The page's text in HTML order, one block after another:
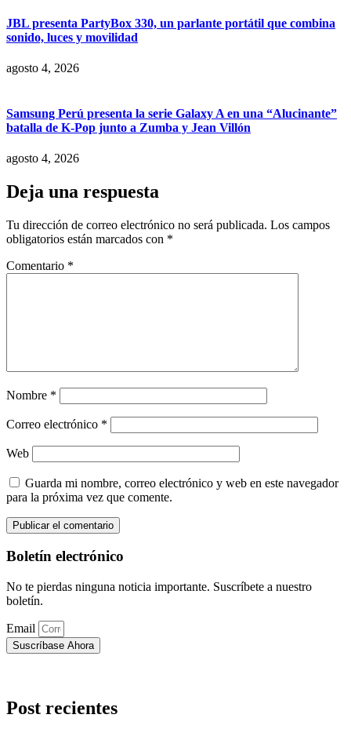
JBL presenta PartyBox 330, un parlante portátil que combina
sonido, luces y movilidad
agosto 4, 2026
Samsung Perú presenta la serie Galaxy A en una “Alucinante”
batalla de K-Pop junto a Zumba y Jean Villón
agosto 4, 2026
Deja una respuesta
Tu dirección de correo electrónico no será publicada. Los campos
obligatorios están marcados con *
Comentario *
Nombre *
Correo electrónico *
Web
Guarda mi nombre, correo electrónico y web en este navegador
para la próxima vez que comente.
Boletín electrónico
No te pierdas ninguna noticia importante. Suscríbete a nuestro
boletín.
Email
Suscríbase Ahora
Post recientes